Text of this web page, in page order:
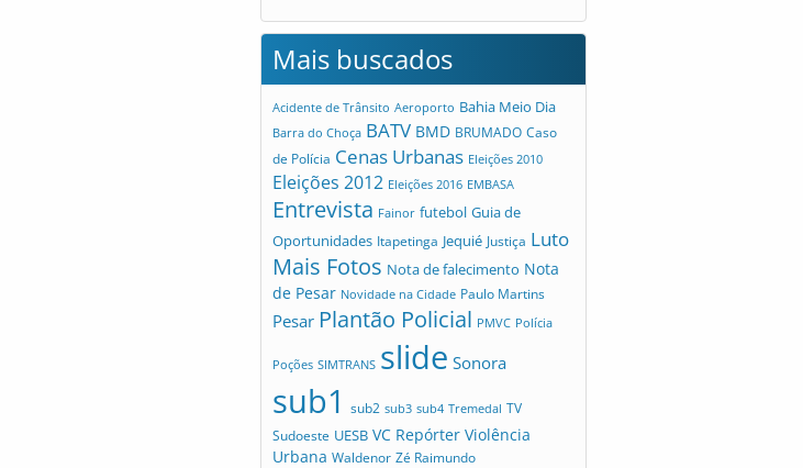
Mais buscados
Acidente de Trânsito Aeroporto Bahia Meio Dia
Barra do Choça BATV BMD BRUMADO Caso
de Polícia Cenas Urbanas Eleições 2010
Eleições 2012 Eleições 2016 EMBASA
Entrevista Fainor futebol Guia de
Oportunidades Itapetinga Jequié Justiça Luto
Mais Fotos Nota de falecimento Nota
de Pesar Novidade na Cidade Paulo Martins
Pesar Plantão Policial PMVC Polícia
Poções SIMTRANS slide Sonora
sub1 sub2 sub3 sub4 Tremedal TV
Sudoeste UESB VC Repórter Violência
Urbana Waldenor Zé Raimundo